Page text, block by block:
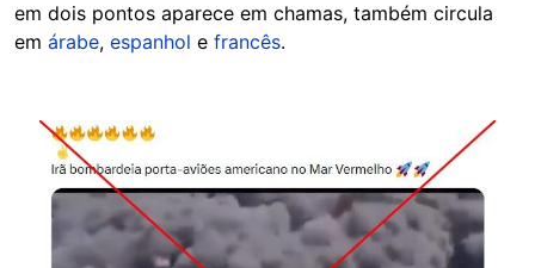
em dois pontos aparece em chamas, também circula
em árabe, espanhol e francês.
Image